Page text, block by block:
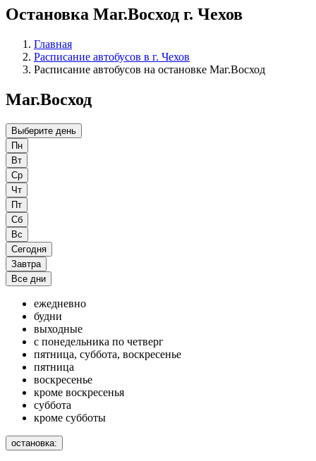
Остановка Маг.Восход г. Чехов
Главная
Расписание автобусов в г. Чехов
Расписание автобусов на остановке Маг.Восход
Маг.Восход
Выберите день
Пн
Вт
Ср
Чт
Пт
Сб
Вс
Сегодня
Завтра
Все дни
ежедневно
будни
выходные
с понедельника по четверг
пятница, суббота, воскресенье
пятница
воскресенье
кроме воскресенья
суббота
кроме субботы
остановка: